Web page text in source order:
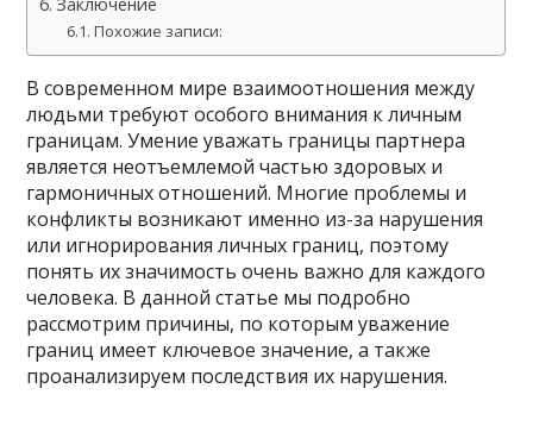
Похожие записи:
В современном мире взаимоотношения между
людьми требуют особого внимания к личным
границам. Умение уважать границы партнера
является неотъемлемой частью здоровых и
гармоничных отношений. Многие проблемы и
конфликты возникают именно из-за нарушения
или игнорирования личных границ, поэтому
понять их значимость очень важно для каждого
человека. В данной статье мы подробно
рассмотрим причины, по которым уважение
границ имеет ключевое значение, а также
проанализируем последствия их нарушения.